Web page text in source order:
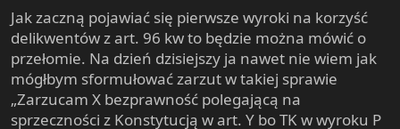
Jak zaczną pojawiać się pierwsze wyroki na korzyść
delikwentów z art. 96 kw to będzie można mówić o
przełomie. Na dzień dzisiejszy ja nawet nie wiem jak
mógłbym sformułować zarzut w takiej sprawie
„Zarzucam X bezprawność polegającą na
sprzeczności z Konstytucją w art. Y bo TK w wyroku P